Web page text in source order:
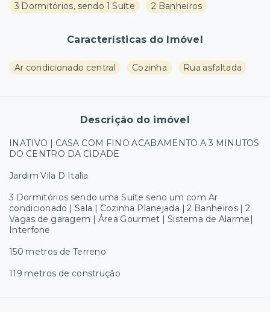
3 Dormitórios, sendo 1 Suíte 2 Banheiros
Características do Imóvel
Ar condicionado central Cozinha Rua asfaltada
Descrição do imóvel
INATIVO | CASA COM FINO ACABAMENTO A 3 MINUTOS
DO CENTRO DA CIDADE
Jardim Vila D Italia
3 Dormitórios sendo uma Suíte seno um com Ar
condicionado | Sala | Cozinha Planejada | 2 Banheiros | 2
Vagas de garagem | Área Gourmet | Sistema de Alarme|
Interfone
150 metros de Terreno
119 metros de construção